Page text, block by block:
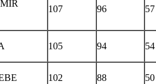
107 96 57
105 94 54
102 88 50